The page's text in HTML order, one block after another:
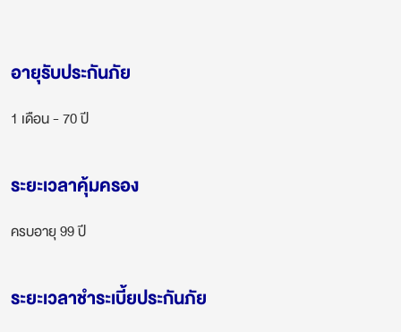
อายุรับประกันภัย
1 เดือน - 70 ปี
ระยะเวลาคุ้มครอง
ครบอายุ 99 ปี
ระยะเวลาชำระเบี้ยประกันภัย